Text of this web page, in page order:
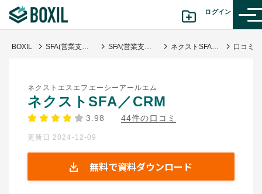
ログイン
診断から探す(β版)
BOXILの使い方ガイド 情報掲載をご希望の方へ
BOXIL SFA(営業支援)ツール比較おすすめ21選｜タイプ別と選び方 SFA(営業支援システム) ネクストSFA／CRM
ネクストエスエフエーシーアールエム
ネクストSFA／CRM
3.98 44件の口コミ
更新日 2024-12-09
無料で資料ダウンロード